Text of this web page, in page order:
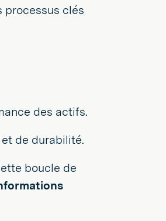
processus clés
des actifs.
de durabilité.
boucle de